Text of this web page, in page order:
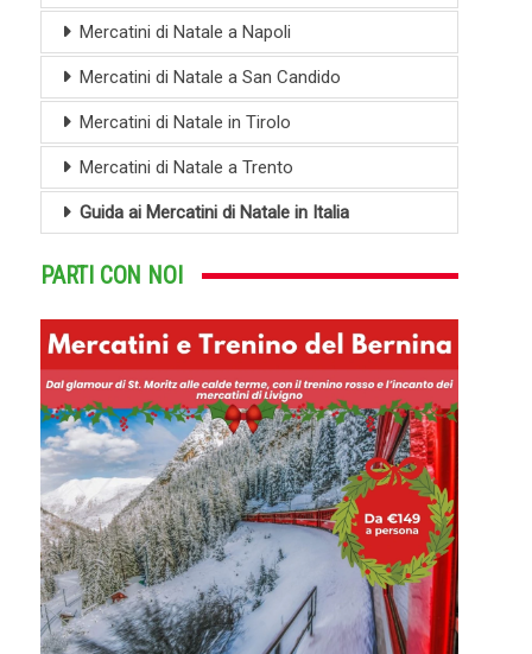
Mercatini di Natale a Napoli
Mercatini di Natale a San Candido
Mercatini di Natale in Tirolo
Mercatini di Natale a Trento
Guida ai Mercatini di Natale in Italia
PARTI CON NOI